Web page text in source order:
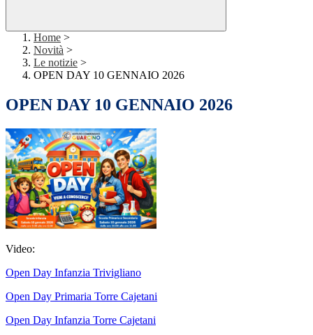
Home >
Novità >
Le notizie >
OPEN DAY 10 GENNAIO 2026
OPEN DAY 10 GENNAIO 2026
Video:
Open Day Infanzia Trivigliano
Open Day Primaria Torre Cajetani
Open Day Infanzia Torre Cajetani